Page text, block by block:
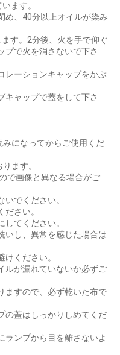
ます。
、40分以上オイルが染み
す。2分後、火を手で仰ぐ
プで火を消さないで下さ
ーションキャップをかぶ
ャップで蓋をして下さ
みになってからご使用くだ
ます。
で画像と異なる場合がご
いでください。
ださい。
してください。
いし、異常を感じた場合は
けください。
ルが漏れていないか必ずご
ますので、必ず乾いた布で
の蓋はしっかりしめてくだ
ランプから目を離さないよ